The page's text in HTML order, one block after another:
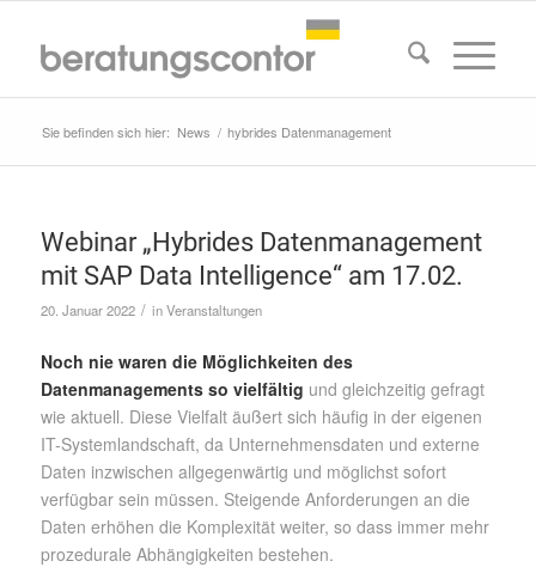
Sie befinden sich hier: News / hybrides Datenmanagement
Webinar „Hybrides Datenmanagement
mit SAP Data Intelligence“ am 17.02.
20. Januar 2022 / inVeranstaltungen
Noch nie waren die Möglichkeiten des
Datenmanagements so vielfältig und gleichzeitig gefragt
wie aktuell. Diese Vielfalt äußert sich häufig in der eigenen
IT-Systemlandschaft, da Unternehmensdaten und externe
Daten inzwischen allgegenwärtig und möglichst sofort
verfügbar sein müssen. Steigende Anforderungen an die
Daten erhöhen die Komplexität weiter, so dass immer mehr
prozedurale Abhängigkeiten bestehen.